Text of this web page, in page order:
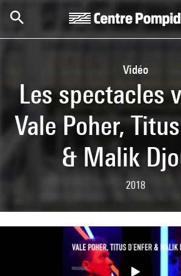
Vidéo
Les spectacles
Vale Poher,
& Malik
2018